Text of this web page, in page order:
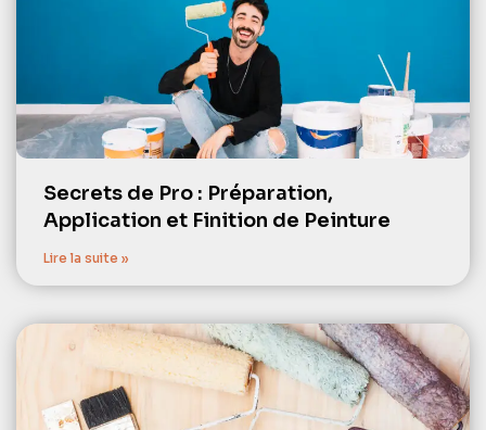
Secrets de Pro : Préparation,
Application et Finition de Peinture
Lire la suite »